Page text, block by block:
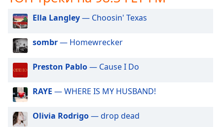
subtitles
off
selected
Track
in-
Picture
Fullscreen
This
Ella Langley— Choosin' Texas
sombr— Homewrecker
Preston Pablo— Cause I Do
RAYE — WHERE IS MY HUSBAND!
Olivia Rodrigo— drop dead